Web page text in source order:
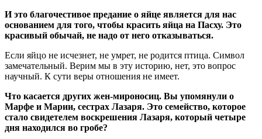
И это благочестивое предание о яйце является для нас
основанием для того, чтобы красить яйца на Пасху. Это
красивый обычай, не надо от него отказываться.
Если яйцо не исчезнет, не умрет, не родится птица. Символ
замечательный. Верим мы в эту историю, нет, это вопрос
научный. К сути веры отношения не имеет.
Что касается других жен-мироносиц. Вы упомянули о
Марфе и Марии, сестрах Лазаря. Это семейство, которое
стало свидетелем воскрешения Лазаря, который четыре
дня находился во гробе?